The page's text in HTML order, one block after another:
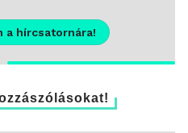
a hírcsatornára!